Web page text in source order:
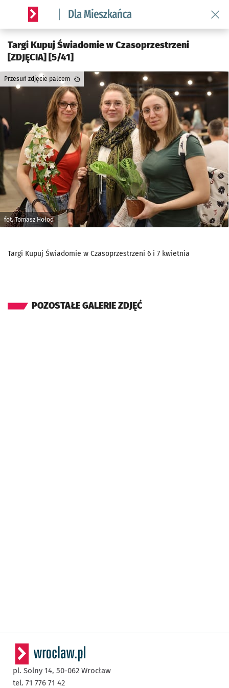
Serwis informacyjny wroclaw.pl podserwis: Dla mieszkańca
Targi Kupuj Świadomie w Czasoprzestrzeni
[ZDJĘCIA] [5/41]
fot. Tomasz Hołod
Przesuń zdjęcie palcem
Targi Kupuj Świadomie w Czasoprzestrzeni 6 i 7 kwietnia
POZOSTAŁE GALERIE ZDJĘĆ
pl. Solny 14, 50-062 Wrocław
tel. 71 776 71 42